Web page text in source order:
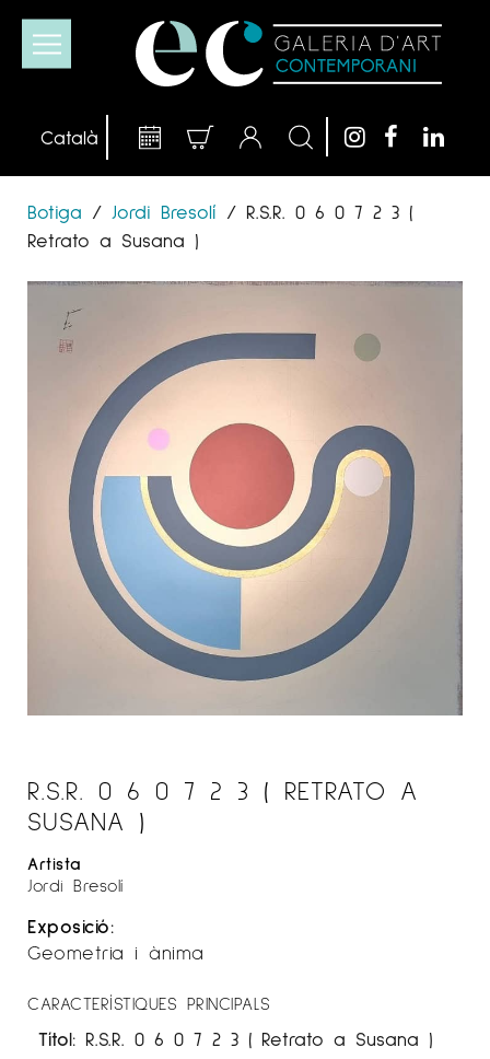
Botiga / Jordi Bresolí / R.S.R. 0 6 0 7 2 3 (
Retrato a Susana )
R.S.R. 0 6 0 7 2 3 ( RETRATO A
SUSANA )
Artista
Jordi Bresolí
Exposició:
Geometria i ànima
CARACTERÍSTIQUES PRINCIPALS
Títol: R.S.R. 0 6 0 7 2 3 ( Retrato a Susana )